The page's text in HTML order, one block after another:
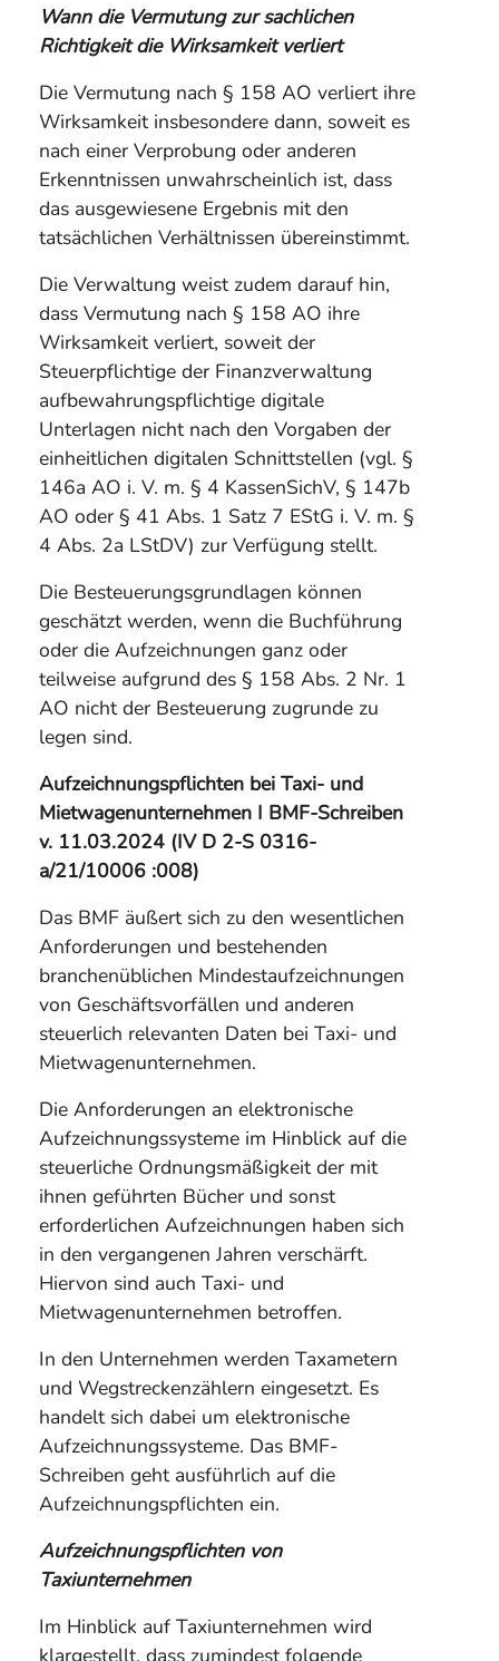
Wann die Vermutung zur sachlichen
Richtigkeit die Wirksamkeit verliert
Die Vermutung nach § 158 AO verliert ihre
Wirksamkeit insbesondere dann, soweit es
nach einer Verprobung oder anderen
Erkenntnissen unwahrscheinlich ist, dass
das ausgewiesene Ergebnis mit den
tatsächlichen Verhältnissen übereinstimmt.
Die Verwaltung weist zudem darauf hin,
dass Vermutung nach § 158 AO ihre
Wirksamkeit verliert, soweit der
Steuerpflichtige der Finanzverwaltung
aufbewahrungspflichtige digitale
Unterlagen nicht nach den Vorgaben der
einheitlichen digitalen Schnittstellen (vgl. §
146a AO i. V. m. § 4 KassenSichV, § 147b
AO oder § 41 Abs. 1 Satz 7 EStG i. V. m. §
4 Abs. 2a LStDV) zur Verfügung stellt.
Die Besteuerungsgrundlagen können
geschätzt werden, wenn die Buchführung
oder die Aufzeichnungen ganz oder
teilweise aufgrund des § 158 Abs. 2 Nr. 1
AO nicht der Besteuerung zugrunde zu
legen sind.
Aufzeichnungspflichten bei Taxi- und
Mietwagenunternehmen I BMF-Schreiben
v. 11.03.2024 (IV D 2-S 0316-
a/21/10006 :008)
Das BMF äußert sich zu den wesentlichen
Anforderungen und bestehenden
branchenüblichen Mindestaufzeichnungen
von Geschäftsvorfällen und anderen
steuerlich relevanten Daten bei Taxi- und
Mietwagenunternehmen.
Die Anforderungen an elektronische
Aufzeichnungssysteme im Hinblick auf die
steuerliche Ordnungsmäßigkeit der mit
ihnen geführten Bücher und sonst
erforderlichen Aufzeichnungen haben sich
in den vergangenen Jahren verschärft.
Hiervon sind auch Taxi- und
Mietwagenunternehmen betroffen.
In den Unternehmen werden Taxametern
und Wegstreckenzählern eingesetzt. Es
handelt sich dabei um elektronische
Aufzeichnungssysteme. Das BMF-
Schreiben geht ausführlich auf die
Aufzeichnungspflichten ein.
Aufzeichnungspflichten von
Taxiunternehmen
Im Hinblick auf Taxiunternehmen wird
klargestellt, dass zumindest folgende